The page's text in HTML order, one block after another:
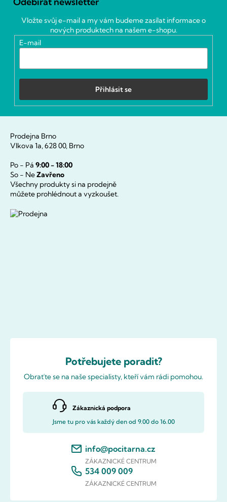
Vložte svůj e-mail a my vám budeme zasílat informace o
nových produktech na našem e-shopu.
E-mail
Přihlásit se
Prodejna Brno
Vlkova 1a, 628 00, Brno
Po - Pá 9:00 - 18:00
So - NeZavřeno
Všechny produkty si na prodejně
můžete prohlédnout a vyzkoušet.
Potřebujete poradit?
Obraťte se na naše specialisty, kteří vám rádi pomohou.
Zákaznická podpora
Jsme tu pro vás každý den od 9.00 do 16.00
info@pocitarna.cz
ZÁKAZNICKÉ CENTRUM
534 009 009
ZÁKAZNICKÉ CENTRUM